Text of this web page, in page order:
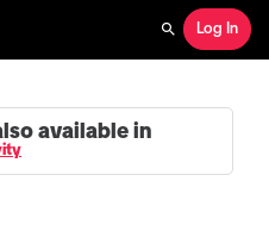
Search
Log In
available in